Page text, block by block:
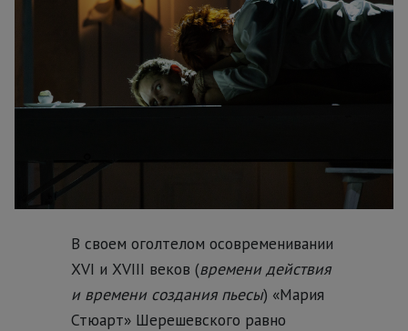
В своем оголтелом осовременивании
XVI и XVIII веков (времени действия
и времени создания пьесы) «Мария
Стюарт» Шерешевского равно